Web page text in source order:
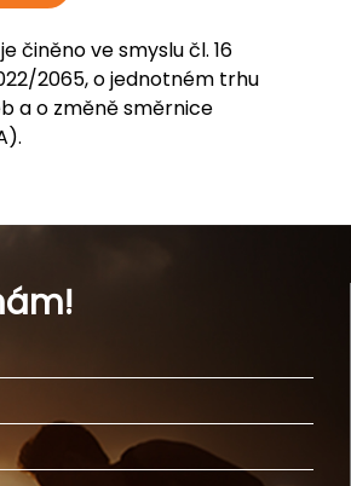
činěno ve smyslu čl. 16
2065, o jednotném trhu
a o změně směrnice